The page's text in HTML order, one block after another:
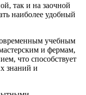
так и на заочной
наиболее удобный
учебным
и фермам,
что способствует
знаний и